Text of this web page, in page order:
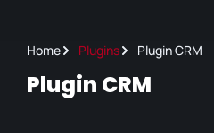
Home Plugins Plugin CRM
Plugin CRM